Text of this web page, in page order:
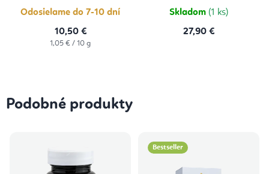
Odosielame do 7-10 dní
10,50 €
Jednotková
1,05 € / 10 g
Skladom (1 ks)
27,90 €
Podobné produkty
Bestseller